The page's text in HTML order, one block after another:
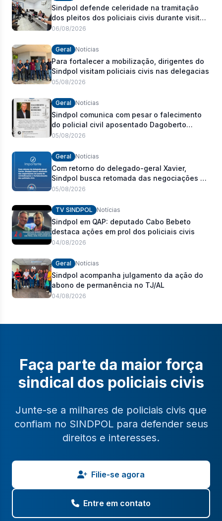
Sindpol defende celeridade na tramitação
dos pleitos dos policiais civis durante visita
às delegacias
06/08/2026
Geral Notícias
Para fortalecer a mobilização, dirigentes do
Sindpol visitam policiais civis nas delegacias
05/08/2026
Geral Notícias
Sindpol comunica com pesar o falecimento
do policial civil aposentado Dagoberto
Carlos Romeiro
05/08/2026
Geral Notícias
Com retorno do delegado-geral Xavier,
Sindpol busca retomada das negociações da
pauta de reivindicações e fortalecimento dos
05/08/2026
TV SINDPOL Notícias
Sindpol em QAP: deputado Cabo Bebeto
destaca ações em prol dos policiais civis
04/08/2026
Geral Notícias
Sindpol acompanha julgamento da ação do
abono de permanência no TJ/AL
04/08/2026
Faça parte da maior força
sindical dos policiais civis
Junte-se a milhares de policiais civis que
confiam no SINDPOL para defender seus
direitos e interesses.
Filie-se agora
Entre em contato